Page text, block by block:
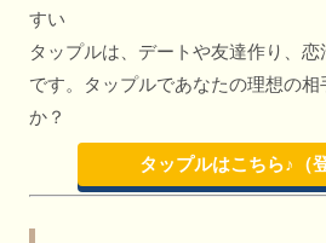
すい
タップルは、デートや友達作り、恋
です。タップルであなたの理想の
か？
タップルはこちら♪（